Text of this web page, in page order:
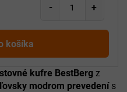
košíka
kufre BestBerg z
modrom prevedenís